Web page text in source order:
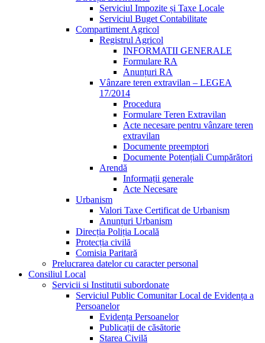
Serviciul Impozite și Taxe Locale
Serviciul Buget Contabilitate
Compartiment Agricol
Registrul Agricol
INFORMATII GENERALE
Formulare RA
Anunțuri RA
Vânzare teren extravilan – LEGEA
17/2014
Procedura
Formulare Teren Extravilan
Acte necesare pentru vânzare teren
extravilan
Documente preemptori
Documente Potențiali Cumpărători
Arendă
Informații generale
Acte Necesare
Urbanism
Valori Taxe Certificat de Urbanism
Anunțuri Urbanism
Direcția Poliția Locală
Protecția civilă
Comisia Paritară
Prelucrarea datelor cu caracter personal
Consiliul Local
Servicii si Institutii subordonate
Serviciul Public Comunitar Local de Evidența a
Persoanelor
Evidența Persoanelor
Publicații de căsătorie
Starea Civilă